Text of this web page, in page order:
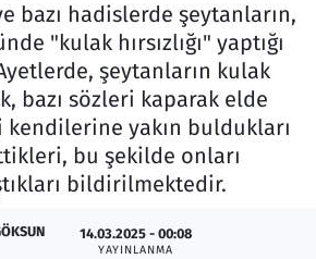
bazı hadislerde şeytanların,
"kulak hırsızlığı" yaptığı
şeytanların kulak
bazı sözleri kaparak elde
yakın buldukları
bu şekilde onları
bildirilmektedir.
14.03.2025 - 00:08
YAYINLANMA